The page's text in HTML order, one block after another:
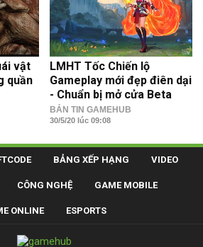
vật
quần
LMHT Tốc Chiến lộ
Gameplay mới đẹp điên dại
- Chuẩn bị mở cửa Beta
BẢN TIN GAMEHUB
30/5/20 lúc 09:08
BẢNG XẾP HẠNG VIDEO
CÔNG NGHỆ GAME MOBILE
ONLINE ESPORTS